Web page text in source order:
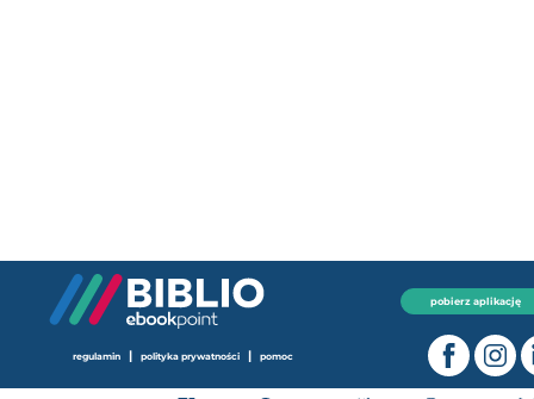
pobierz aplikację
regulamin | polityka prywatności | pomoc